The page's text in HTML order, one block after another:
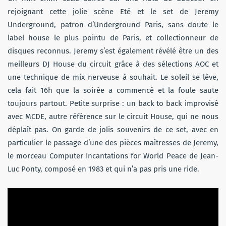
rejoignant cette jolie scène Eté et le set de Jeremy
Underground, patron d’Underground Paris, sans doute le
label house le plus pointu de Paris, et collectionneur de
disques reconnus. Jeremy s’est également révélé être un des
meilleurs DJ House du circuit grâce à des sélections AOC et
une technique de mix nerveuse à souhait. Le soleil se lève,
cela fait 16h que la soirée a commencé et la foule saute
toujours partout. Petite surprise : un back to back improvisé
avec MCDE, autre référence sur le circuit House, qui ne nous
déplaît pas. On garde de jolis souvenirs de ce set, avec en
particulier le passage d’une des pièces maîtresses de Jeremy,
le morceau Computer Incantations for World Peace de Jean-
Luc Ponty, composé en 1983 et qui n’a pas pris une ride.